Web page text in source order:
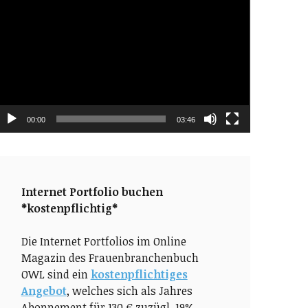
00:00 03:46
Internet Portfolio buchen
*kostenpflichtig*
Die Internet Portfolios im Online
Magazin des Frauenbranchenbuch
OWL sind ein kostenpflichtiges
Angebot, welches sich als Jahres